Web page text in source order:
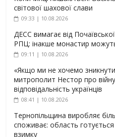
світової шахової слави
09:33 | 10.08.2026
ДЕСС вимагає від
РПЦ: інакше монастир
09:11 | 10.08.2026
«Якщо ми не хочемо
митрополит Нестор про
відповідальність українців
08:41 | 10.08.2026
Тернопільщина виробляє
споживає: область
взимку